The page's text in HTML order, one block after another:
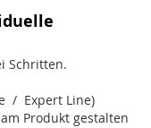
Schritten.
/ Expert Line)
Produkt gestalten